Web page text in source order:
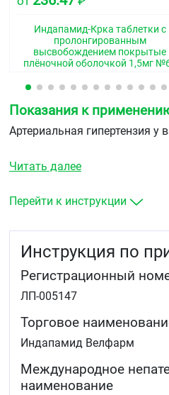
Индапамид-Крка таблетки с
пролонгированным
высвобождением покрытые
плёночной оболочкой 1,5мг
Показания к
Артериальная гипертензия у
Читать далее
Перейти к инструкции
Инструкция по
Регистрационный
ЛП-005147
Торговое
Индапамид Велфарм
Международное
наименование